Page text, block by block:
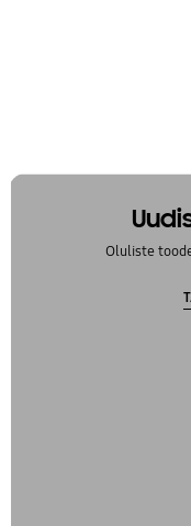
Oluliste